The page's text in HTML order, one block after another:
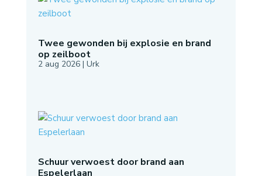
Twee gewonden bij explosie en brand
op zeilboot
2 aug 2026| Urk
Schuur verwoest door brand aan
Espelerlaan